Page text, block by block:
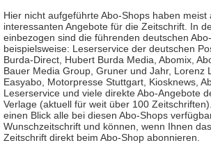
Hier nicht aufgeführte Abo-Shops haben meist
interessanten Angebote für die Zeitschrift. In
einbezogen sind die führenden deutschen
beispielsweise: Leserservice der deutschen
Burda-Direct, Hubert Burda Media, Abomix,
Bauer Media Group, Gruner und Jahr, Lorenz
Easyabo, Motorpresse Stuttgart, Kiosknews,
Leserservice und viele direkte Abo-Angebote
Verlage (aktuell für weit über 100
einen Blick alle bei diesen Abo-Shops
Wunschzeitschrift und können, wenn Ihnen
Zeitschrift direkt beim Abo-Shop abonnieren.